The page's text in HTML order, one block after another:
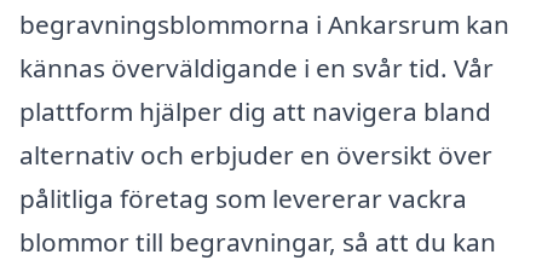
begravningsblommorna i Ankarsrum kan
kännas överväldigande i en svår tid. Vår
plattform hjälper dig att navigera bland
alternativ och erbjuder en översikt över
pålitliga företag som levererar vackra
blommor till begravningar, så att du kan